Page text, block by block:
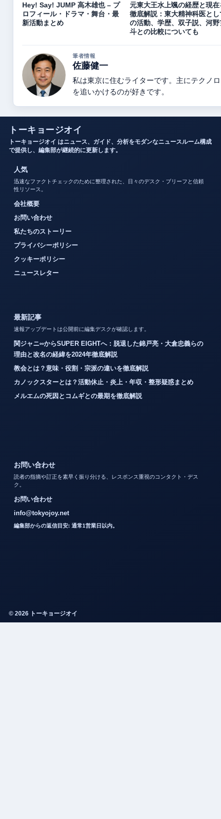
Hey! Say! JUMP 高木雄也 – プ
ロフィール・ドラマ・舞台・最
新活動まとめ
元東大王水上颯の経歴と現在
徹底解説：東大精神科医とし
の活動、学歴、双子説、河野
斗との比較についても
筆者情報
佐藤健一
私は東京に住むライターです。主にテクノ
を追いかけるのが好きです。
トーキョージオイ
トーキョージオイ はニュース、ガイド、分析をモダンなニュースルーム構成
で提供し、編集部が継続的に更新します。
人気
迅速なファクトチェックのために整理された、日々のデスク・ブリーフと信頼
性リソース。
会社概要
お問い合わせ
私たちのストーリー
プライバシーポリシー
クッキーポリシー
ニュースレター
最新記事
速報アップデートは公開前に編集デスクが確認します。
関ジャニ∞からSUPER EIGHTへ：脱退した錦戸亮・大倉忠義らの
理由と改名の経緯を2024年徹底解説
教会とは？意味・役割・宗派の違いを徹底解説
カノックスターとは？活動休止・炎上・年収・整形疑惑まとめ
メルエムの死因とコムギとの最期を徹底解説
お問い合わせ
読者の指摘や訂正を素早く振り分ける、レスポンス重視のコンタクト・デス
ク。
お問い合わせ
info@tokyojoy.net
編集部からの返信目安: 通常1営業日以内。
© 2026 トーキョージオイ